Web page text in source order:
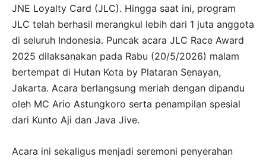
JNE Loyalty Card (JLC). Hingga saat ini, program
JLC telah berhasil merangkul lebih dari 1 juta anggota
di seluruh Indonesia. Puncak acara JLC Race Award
2025 dilaksanakan pada Rabu (20/5/2026) malam
bertempat di Hutan Kota by Plataran Senayan,
Jakarta. Acara berlangsung meriah dengan dipandu
oleh MC Ario Astungkoro serta penampilan spesial
dari Kunto Aji dan Java Jive.
Acara ini sekaligus menjadi seremoni penyerahan